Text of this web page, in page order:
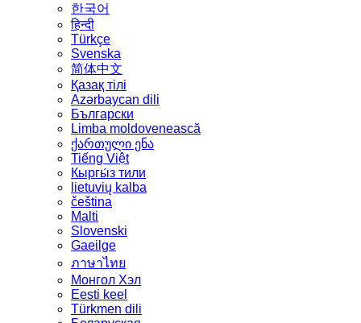
한국어
हिन्दी
Türkçe
Svenska
简体中文
Қазақ тілі
Azərbaycan dili
Български
Limba moldovenească
ქართული ენა
Tiếng Việt
Кыргы́з тили
lietuvių kalba
čeština
Malti
Slovenski
Gaeilge
ภาษาไทย
Монгол Хэл
Eesti keel
Türkmen dili